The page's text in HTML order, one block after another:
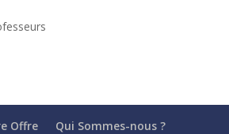
Offre
Qui Sommes-nous ?